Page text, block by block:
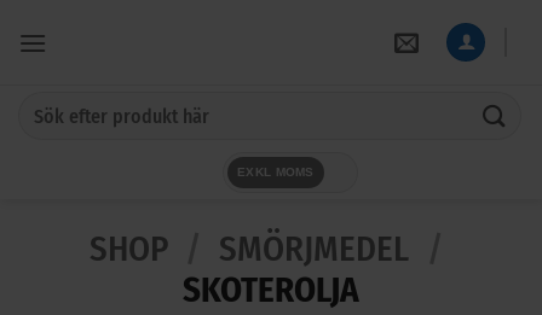
EXKL MOMS
SHOP SMÖRJMEDEL
SKOTEROLJA